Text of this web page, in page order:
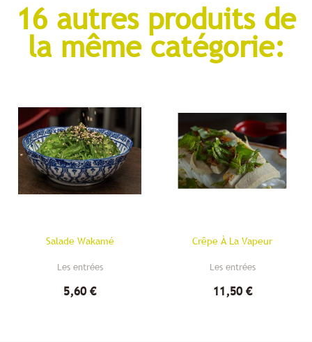
16 autres produits de
la même catégorie:
Salade Wakamé
Les entrées
5,60 €
Crêpe À La Vapeur
Les entrées
11,50 €